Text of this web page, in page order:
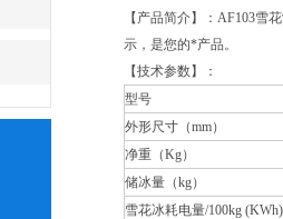
【产品简介】：AF103雪
示，是您的*产品。
【技术参数】：
型号
外形尺寸（mm）
净重（Kg）
储冰量（kg）
雪花冰耗电量/100kg (KWh)